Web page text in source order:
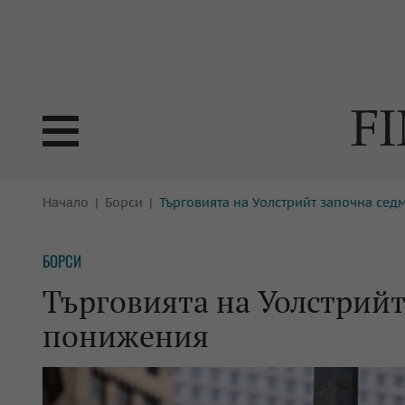
БОРСИ
КРИПТО
БАНКИ
ПАРИТЕ
ЗАСТРАХОВАНЕ
ЕНЕРГЕТИКА
МРЕЖАТА
ИМОТИ
Начало Борси Търговията на Уолстрийт започна
БОРСИ
Търговията на
понижения